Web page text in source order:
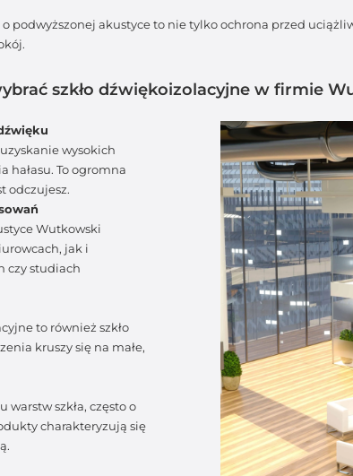
o podwyższonej akustyce to nie tylko ochrona przed
szkło dźwiękoizolacyjne w firmie
wysokich
hałasu. To ogromna
odczujesz.
Wutkowski
jak i
czy studiach
to również szkło
kruszy się na małe,
szkła, często o
charakteryzują się